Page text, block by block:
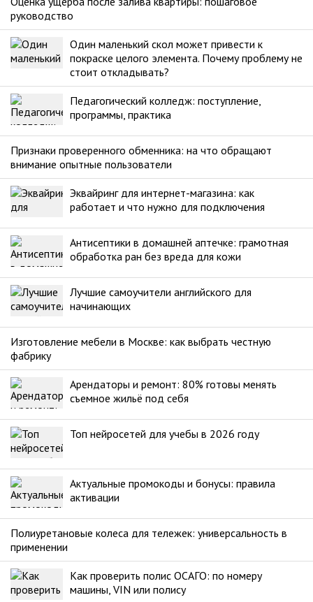
руководство
Один маленький скол может привести к
покраске целого элемента. Почему проблему не
стоит откладывать?
Педагогический колледж: поступление,
программы, практика
Признаки проверенного обменника: на что обращают
внимание опытные пользователи
Эквайринг для интернет-магазина: как
работает и что нужно для подключения
Антисептики в домашней аптечке: грамотная
обработка ран без вреда для кожи
Лучшие самоучители английского для
начинающих
Изготовление мебели в Москве: как выбрать честную
фабрику
Арендаторы и ремонт: 80% готовы менять
съемное жильё под себя
Топ нейросетей для учебы в 2026 году
Актуальные промокоды и бонусы: правила
активации
Полиуретановые колеса для тележек: универсальность в
применении
Как проверить полис ОСАГО: по номеру
машины, VIN или полису